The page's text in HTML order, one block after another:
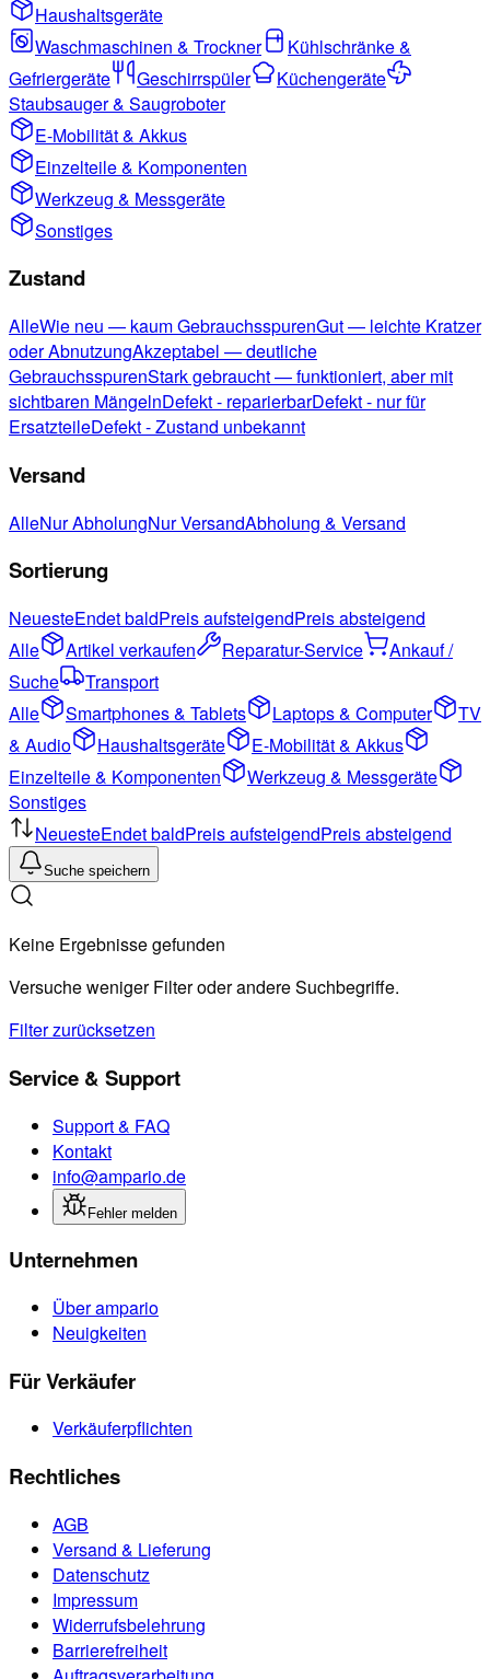
Haushaltsgeräte
Waschmaschinen & Trockner
Kühlschränke &
Gefriergeräte
Geschirrspüler
Küchengeräte
Staubsauger & Saugroboter
E-Mobilität & Akkus
Einzelteile & Komponenten
Werkzeug & Messgeräte
Sonstiges
Zustand
AlleWie neu — kaum GebrauchsspurenGut — leichte Kratzer
oder AbnutzungAkzeptabel — deutliche
GebrauchsspurenStark gebraucht — funktioniert, aber mit
sichtbaren MängelnDefekt - reparierbarDefekt - nur für
ErsatzteileDefekt - Zustand unbekannt
Versand
AlleNur AbholungNur VersandAbholung & Versand
Sortierung
NeuesteEndet baldPreis aufsteigendPreis absteigend
Alle
Artikel verkaufen Reparatur-Service
Ankauf /
Suche
Transport
Alle
Smartphones & Tablets Laptops & Computer
TV
& Audio
Haushaltsgeräte
E-Mobilität & Akkus
Einzelteile & Komponenten
Werkzeug & Messgeräte
Sonstiges
NeuesteEndet baldPreis aufsteigendPreis absteigend
Suche speichern
Keine Ergebnisse gefunden
Versuche weniger Filter oder andere Suchbegriffe.
Filter zurücksetzen
Service & Support
Support & FAQ
Kontakt
info@ampario.de
Fehler melden
Unternehmen
Über ampario
Neuigkeiten
Für Verkäufer
Verkäuferpflichten
Rechtliches
AGB
Versand & Lieferung
Datenschutz
Impressum
Widerrufsbelehrung
Barrierefreiheit